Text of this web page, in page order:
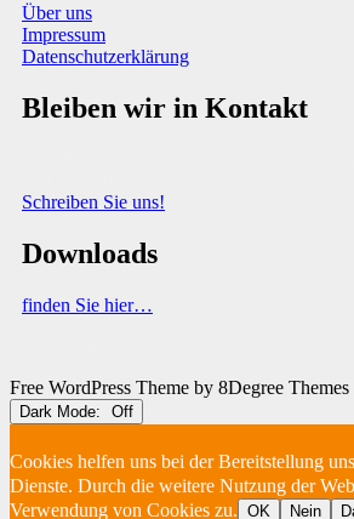
Über uns
Impressum
Datenschutzerklärung
Bleiben wir in Kontakt
Schreiben Sie uns!
Downloads
finden Sie hier…
Free WordPress Theme by 8Degree
Dark Mode:
Cookies helfen uns bei der Bereitstellung
Dienste. Durch die weitere Nutzung der
Verwendung von Cookies zu. OK Nein